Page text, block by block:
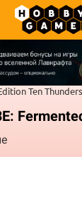
Ten Thunders